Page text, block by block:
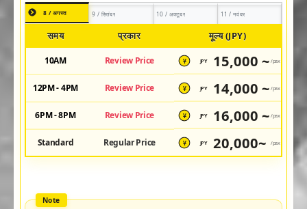
8 / अगस्त 9 / सितंबर 10 / अक्टूबर 11 / नवंबर
समय प्रकार मूल्य (JPY)
10AM Review Price ¥ JPY 15,000 ~ /pax
12PM - 4PM Review Price ¥ JPY 14,000 ~ /pax
6PM - 8PM Review Price ¥ JPY 16,000 ~ /pax
Standard Regular Price ¥ JPY 20,000~ /pax